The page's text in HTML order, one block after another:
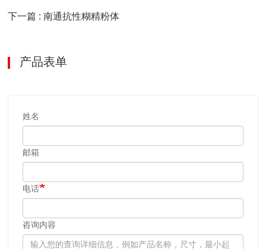
下一篇 : 南通抗性糊精粉体
产品表单
姓名
邮箱
电话
咨询内容